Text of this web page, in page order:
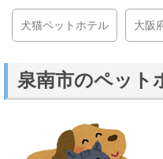
犬猫ペットホテル 大阪
泉南市のペット